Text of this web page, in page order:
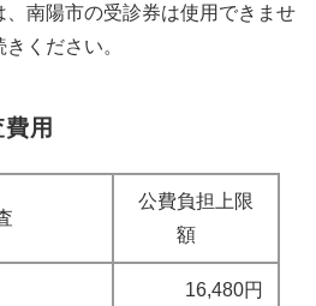
、南陽市の受診券は使用できませ
ください。
用
公費負担上限
額
16,480円